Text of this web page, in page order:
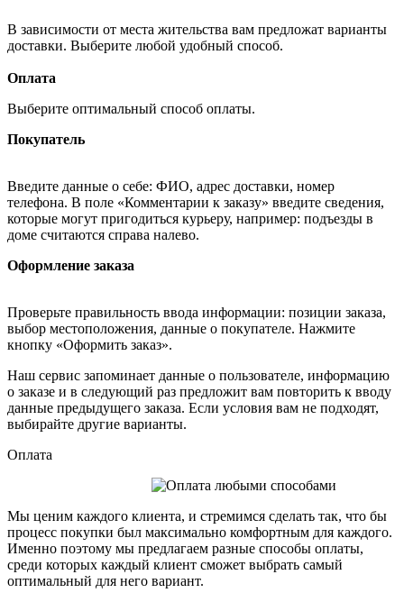
В зависимости от места жительства вам предложат варианты
доставки. Выберите любой удобный способ.
Оплата
Выберите оптимальный способ оплаты.
Покупатель
Введите данные о себе: ФИО, адрес доставки, номер
телефона. В поле «Комментарии к заказу» введите сведения,
которые могут пригодиться курьеру, например: подъезды в
доме считаются справа налево.
Оформление заказа
Проверьте правильность ввода информации: позиции заказа,
выбор местоположения, данные о покупателе. Нажмите
кнопку «Оформить заказ».
Наш сервис запоминает данные о пользователе, информацию
о заказе и в следующий раз предложит вам повторить к вводу
данные предыдущего заказа. Если условия вам не подходят,
выбирайте другие варианты.
Оплата
Мы ценим каждого клиента, и стремимся сделать так, что бы
процесс покупки был максимально комфортным для каждого.
Именно поэтому мы предлагаем разные способы оплаты,
среди которых каждый клиент сможет выбрать самый
оптимальный для него вариант.